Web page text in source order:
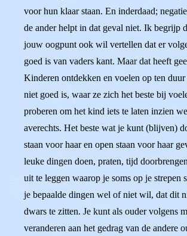
voor hun klaar staan. En inderdaad;
de ander helpt in dat geval niet. Ik begrijp
jouw oogpunt ook wil vertellen dat er
goed is van vaders kant. Maar dat heeft
Kinderen ontdekken en voelen op ten
niet goed is, waar ze zich het beste bij
proberen om het kind iets te laten inzien
averechts. Het beste wat je kunt (blijven)
staan voor haar en open staan voor haar
leuke dingen doen, praten, tijd
uit te leggen waarop je soms op je strepen
je bepaalde dingen wel of niet wil, dat dit
dwars te zitten. Je kunt als ouder volgens
veranderen aan het gedrag van de andere